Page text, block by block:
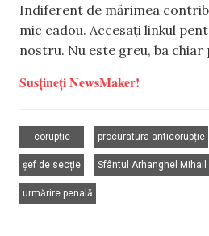
Indiferent de mărimea
mic cadou. Accesați linkul
nostru. Nu este greu, ba chiar
Susțineți NewsMaker!
corupție
procuratura anticorupție
șef de secție
Sfântul Arhanghel Mihail
urmărire penală